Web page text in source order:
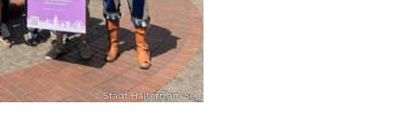
© Stadt Haltern am See